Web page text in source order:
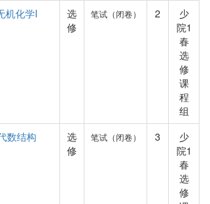
机化学I
选
修
笔试（闭卷） 2
少
院1
春
选
修
课
程
组
数结构
选
修
笔试（闭卷） 3
少
院1
春
选
修